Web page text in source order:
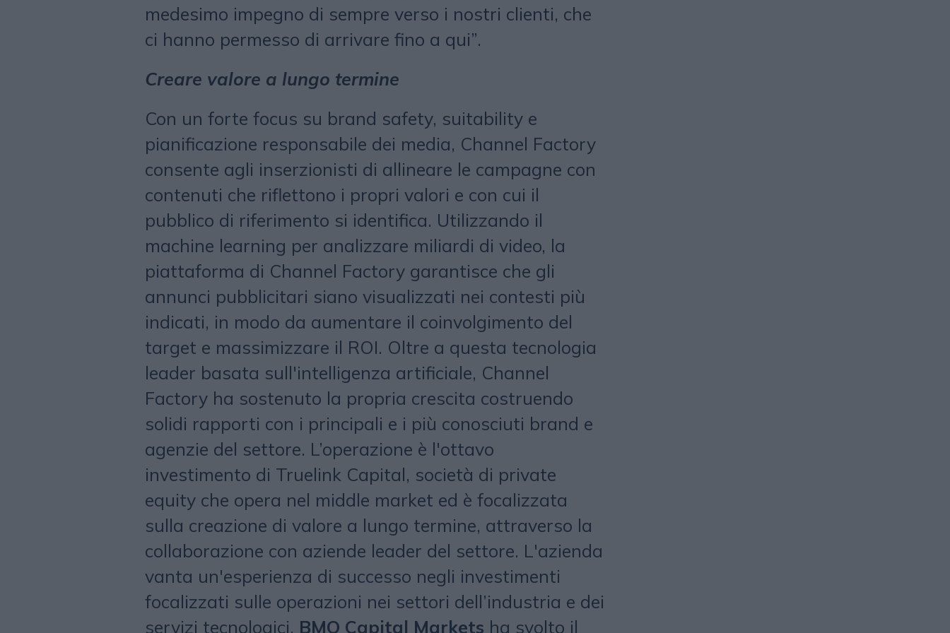
medesimo impegno di sempre verso i nostri clienti, che
ci hanno permesso di arrivare fino a qui”.
Creare valore a lungo termine
Con un forte focus su brand safety, suitability e
pianificazione responsabile dei media, Channel Factory
consente agli inserzionisti di allineare le campagne con
contenuti che riflettono i propri valori e con cui il
pubblico di riferimento si identifica. Utilizzando il
machine learning per analizzare miliardi di video, la
piattaforma di Channel Factory garantisce che gli
annunci pubblicitari siano visualizzati nei contesti più
indicati, in modo da aumentare il coinvolgimento del
target e massimizzare il ROI. Oltre a questa tecnologia
leader basata sull'intelligenza artificiale, Channel
Factory ha sostenuto la propria crescita costruendo
solidi rapporti con i principali e i più conosciuti brand e
agenzie del settore. L’operazione è l'ottavo
investimento di Truelink Capital, società di private
equity che opera nel middle market ed è focalizzata
sulla creazione di valore a lungo termine, attraverso la
collaborazione con aziende leader del settore. L'azienda
vanta un'esperienza di successo negli investimenti
focalizzati sulle operazioni nei settori dell’industria e dei
servizi tecnologici. BMO Capital Markets ha svolto il